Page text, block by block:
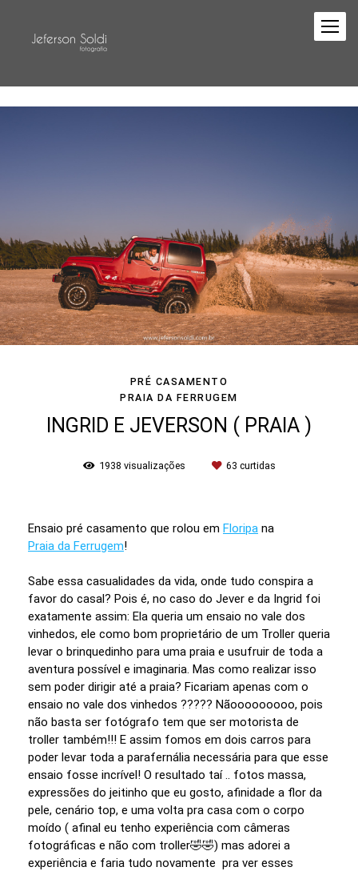
PRÉ CASAMENTO
PRAIA DA FERRUGEM
INGRID E JEVERSON ( PRAIA )
1938 visualizações 63 curtidas
Ensaio pré casamento que rolou em Floripa na
Praia da Ferrugem!
Sabe essa casualidades da vida, onde tudo conspira a
favor do casal? Pois é, no caso do Jever e da Ingrid foi
exatamente assim: Ela queria um ensaio no vale dos
vinhedos, ele como bom proprietário de um Troller queria
levar o brinquedinho para uma praia e usufruir de toda a
aventura possível e imaginaria. Mas como realizar isso
sem poder dirigir até a praia? Ficariam apenas com o
ensaio no vale dos vinhedos ????? Nãooooooooo, pois
não basta ser fotógrafo tem que ser motorista de
troller também!!! E assim fomos em dois carros para
poder levar toda a parafernália necessária para que esse
ensaio fosse incrível! O resultado taí .. fotos massa,
expressões do jeitinho que eu gosto, afinidade a flor da
pele, cenário top, e uma volta pra casa com o corpo
moído ( afinal eu tenho experiência com câmeras
fotográficas e não com troller🤣🤣) mas adorei a
experiência e faria tudo novamente pra ver esses